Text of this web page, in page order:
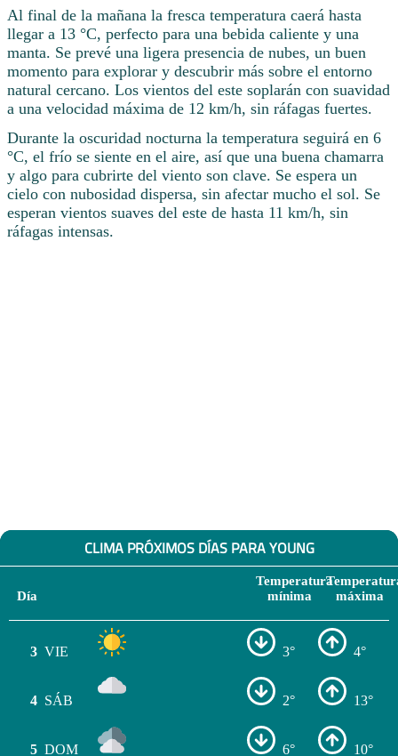
Al final de la mañana la fresca temperatura caerá hasta
llegar a 13 °C, perfecto para una bebida caliente y una
manta. Se prevé una ligera presencia de nubes, un buen
momento para explorar y descubrir más sobre el entorno
natural cercano. Los vientos del este soplarán con suavidad
a una velocidad máxima de 12 km/h, sin ráfagas fuertes.
Durante la oscuridad nocturna la temperatura seguirá en 6
°C, el frío se siente en el aire, así que una buena chamarra
y algo para cubrirte del viento son clave. Se espera un
cielo con nubosidad dispersa, sin afectar mucho el sol. Se
esperan vientos suaves del este de hasta 11 km/h, sin
ráfagas intensas.
CLIMA PRÓXIMOS DÍAS PARA YOUNG
Día
Temperatura
mínima
máxima
3 VIE 3° 4°
4 SÁB 2° 13°
5 DOM 6° 10°